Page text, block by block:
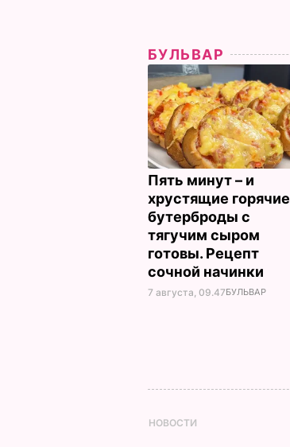
БУЛЬВАР
Пять минут – и
хрустящие горячие
бутерброды с
тягучим сыром
готовы. Рецепт
сочной начинки
7 августа, 09.47БУЛЬВАР
НОВОСТИ